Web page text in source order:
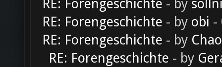
RE: Forengeschichte - by
RE: Forengeschichte - by obi -
RE: Forengeschichte - by
RE: Forengeschichte - by